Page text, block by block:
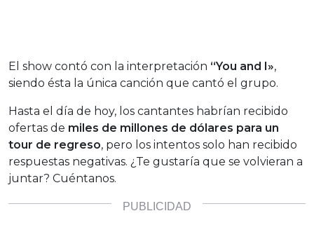
El show contó con la interpretación “You and I»,
siendo ésta la única canción que cantó el grupo.
Hasta el día de hoy, los cantantes habrían recibido
ofertas de miles de millones de dólares para un
tour de regreso, pero los intentos solo han recibido
respuestas negativas. ¿Te gustaría que se volvieran a
juntar? Cuéntanos.